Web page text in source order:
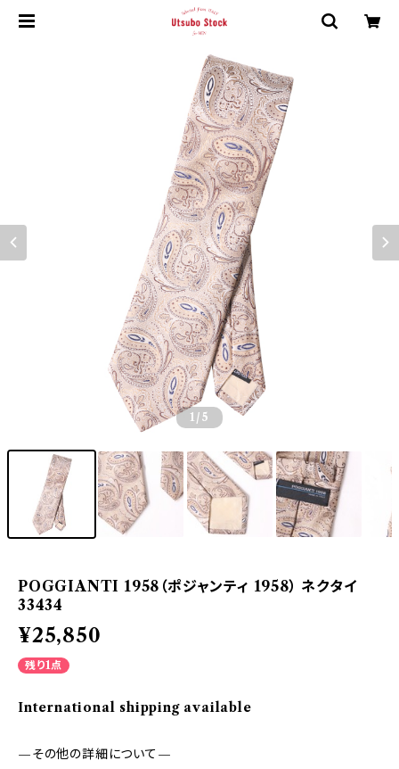
1 /5
POGGIANTI 1958（ポジャンティ 1958） ネクタイ
33434
¥25,850
残り1点
International shipping available
—その他の詳細について—